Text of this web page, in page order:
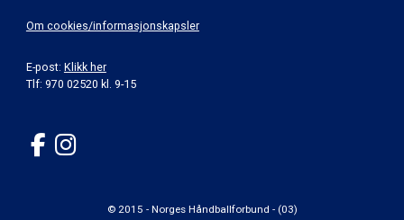
Om cookies/informasjonskapsler
E-post: Klikk her
Tlf: 970 02520 kl. 9-15
© 2015 - Norges Håndballforbund - (03)